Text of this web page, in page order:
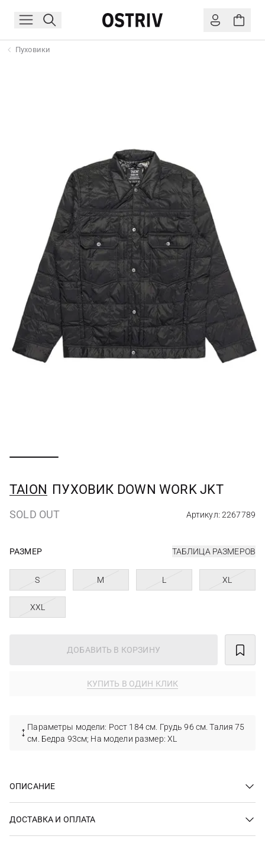
Пуховики
TAION ПУХОВИК DOWN WORK JKT
SOLD OUT Артикул: 2267789
РАЗМЕР ТАБЛИЦА РАЗМЕРОВ
S M L XL
XXL
ДОБАВИТЬ В КОРЗИНУ
КУПИТЬ В ОДИН КЛИК
Параметры модели: Рост 184 см. Грудь 96 см. Талия 75
см. Бедра 93см; На модели размер: XL
ОПИСАНИЕ
ДОСТАВКА И ОПЛАТА